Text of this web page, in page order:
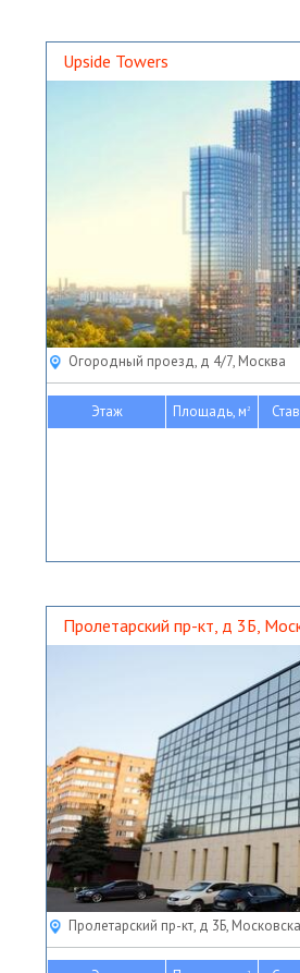
Upside Towers
Огородный проезд, д 4/7, Москва
Этаж Площадь, м2
Пролетарский пр-кт, д 3Б,
Пролетарский пр-кт, д 3Б,